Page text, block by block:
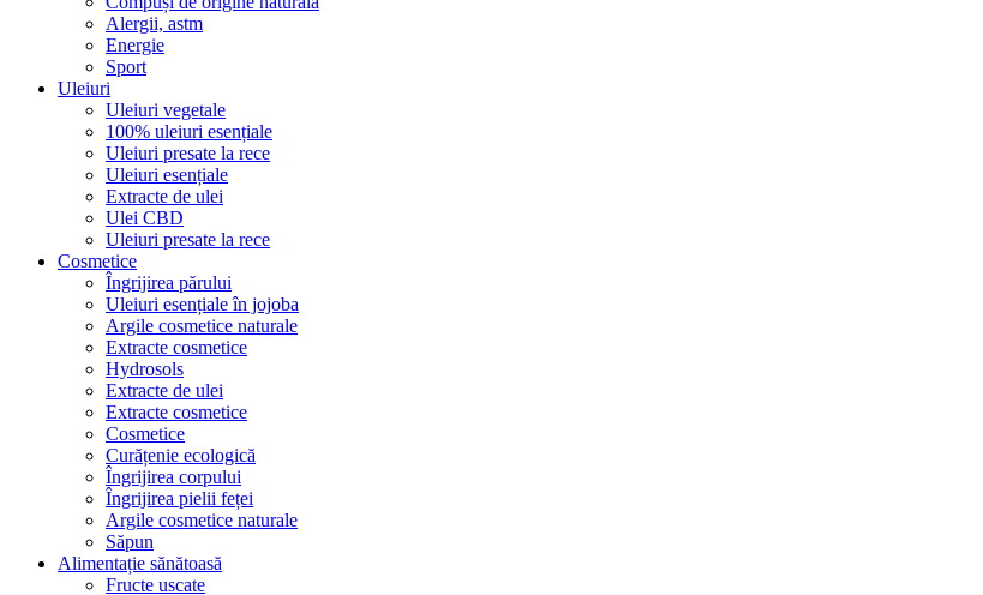
Alergii, astm
Energie
Sport
Uleiuri
Uleiuri vegetale
100% uleiuri esențiale
Uleiuri presate la rece
Uleiuri esențiale
Extracte de ulei
Ulei CBD
Uleiuri presate la rece
Cosmetice
Îngrijirea părului
Uleiuri esențiale în jojoba
Argile cosmetice naturale
Extracte cosmetice
Hydrosols
Extracte de ulei
Extracte cosmetice
Cosmetice
Curățenie ecologică
Îngrijirea corpului
Îngrijirea pielii feței
Argile cosmetice naturale
Săpun
Alimentație sănătoasă
Fructe uscate